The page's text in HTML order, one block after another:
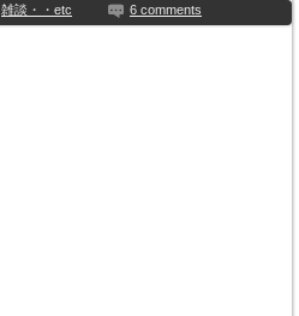
雑談・・etc 6 comments